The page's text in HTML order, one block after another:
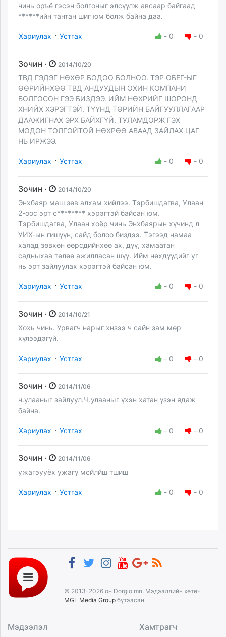
чинь оръё гэсэн болгоныг элсүүлж авсаар байгаад
******ийн тантан шиг юм болж байна даа.
Хариулах · Устгах - 0 - 0
Зочин · 2014/10/20
ТВД ГЭДЭГ НӨХӨР БОДОО БОЛНОО. ТЭР ОБЕГ-ЫГ
ӨӨРИЙНХӨӨ ТВД АНДУУДЫН ОХИН КОМПАНИ
БОЛГОСОН ГЭЭ БИЗДЭЭ. ИЙМ НӨХРИЙГ ШОРОНД
ХНИЙХ ХЭРЭГТЭЙ. ТҮҮНД ТӨРИЙН БАЙГУУЛЛАГААР
ДААЖИГНАХ ЭРХ БАЙХГҮЙ. ТУЛАМДОРЖ ГЭХ
МОДОН ТОЛГОЙТОЙ НӨХРӨӨ АВААД ЗАЙЛАХ ЦАГ
НЬ ИРЖЭЭ.
Хариулах · Устгах - 0 - 0
Зочин · 2014/10/20
Энхбаяр маш зөв алхам хийлээ. Тэрбишдагва, Улаан
2-оос эрт с******** хэрэгтэй байсан юм.
Тэрбишдагва, Улаан хоёр чинь Энхбаярын хүчинд л
УИХ-ын гишүүн, сайд болоо биздээ. Тэгээд намаа
хаяад зөвхөн өөрсдийнхөө ах, дүү, хамаатан
садныхаа төлөө ажилласан шүү. Ийм нөхдүүдийг уг
нь эрт зайлуулах хэрэгтэй байсан юм.
Хариулах · Устгах - 0 - 0
Зочин · 2014/10/21
Хохь чинь. Урвагч нарыг хнзээ ч сайн зам мөр
хүлээдэгүй.
Хариулах · Устгах - 0 - 0
Зочин · 2014/11/06
ч.улааныг зайлуул.Ч.улааныг үхэн хатан үзэн ядаж
байна.
Хариулах · Устгах - 0 - 0
Зочин · 2014/11/06
ужагэууёх ужагү мсйлйш тшиш
Хариулах · Устгах - 0 - 0
© 2013-2026 он Dorgio.mn, Мэдээллийн хөтөч
MGL Media Group бүтээсэн.
Мэдээлэл Хамтрагч